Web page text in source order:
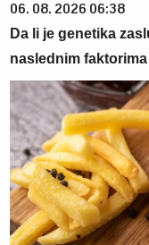
06. 08. 2026 06:38
Da li je genetika
naslednim